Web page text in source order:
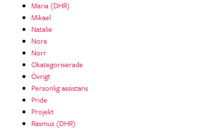
Maria (DHR)
Mikael
Natalie
Nora
Norr
Okategoriserade
Övrigt
Personlig assistans
Pride
Projekt
Rasmus (DHR)